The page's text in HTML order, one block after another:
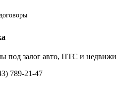
под залог авто, ПТС и
789-21-47